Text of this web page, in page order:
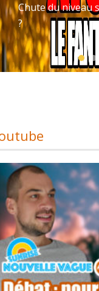
Chute du niveau
?